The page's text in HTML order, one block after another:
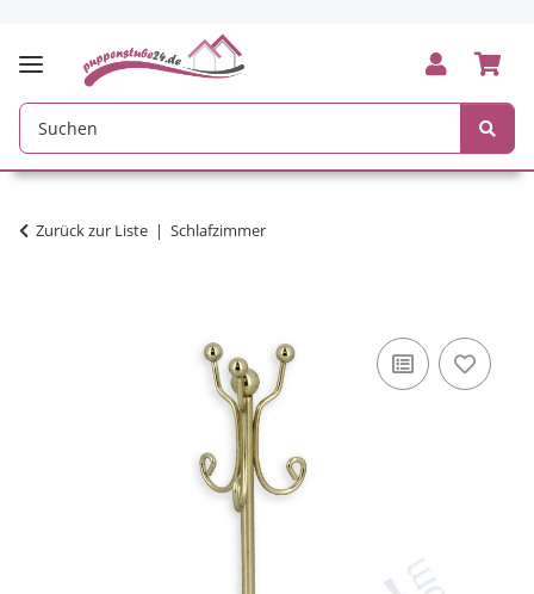
Zurück zur Liste Schlafzimmer